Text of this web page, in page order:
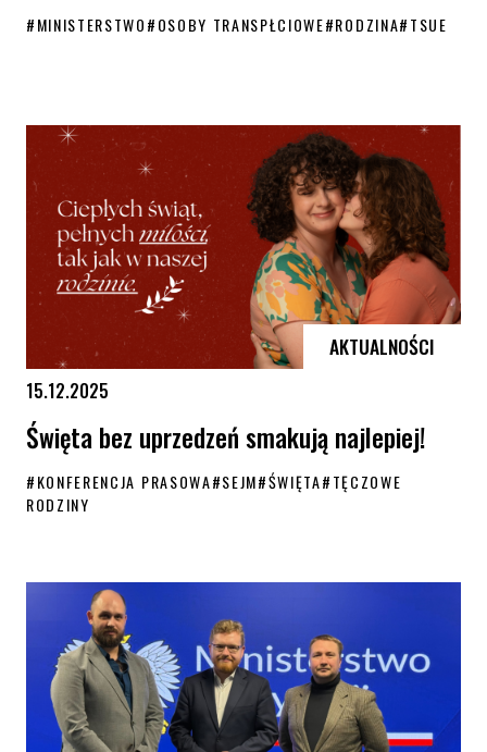
#MINISTERSTWO#OSOBY TRANSPŁCIOWE#RODZINA#TSUE
AKTUALNOŚCI
15.12.2025
Święta bez uprzedzeń smakują najlepiej!
#KONFERENCJA PRASOWA#SEJM#ŚWIĘTA#TĘCZOWE
RODZINY